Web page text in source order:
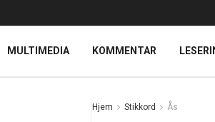
MULTIMEDIA KOMMENTAR
Hjem Stikkord Ås